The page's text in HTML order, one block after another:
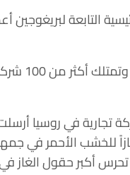
التابعة
كافة القطاعات، والتي
تجارية في روسيا
للخشب الأحمر في
أكبر حقول الغاز